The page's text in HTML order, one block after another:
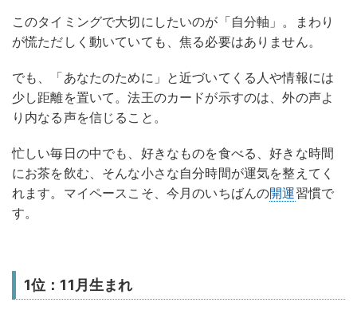
このタイミングで大切にしたいのが「自分軸」。まわり
が慌ただしく動いていても、焦る必要はありません。
でも、「あなたのために」と近づいてくる人や情報には
少し距離を置いて。法王のカードが示すのは、外の声よ
り内なる声を信じること。
忙しい毎日の中でも、好きなものを食べる、好きな時間
にお茶を飲む、そんな小さな自分時間が運気を整えてく
れます。マイペースこそ、今月のいちばんの開運習慣で
す。
1位：11月生まれ